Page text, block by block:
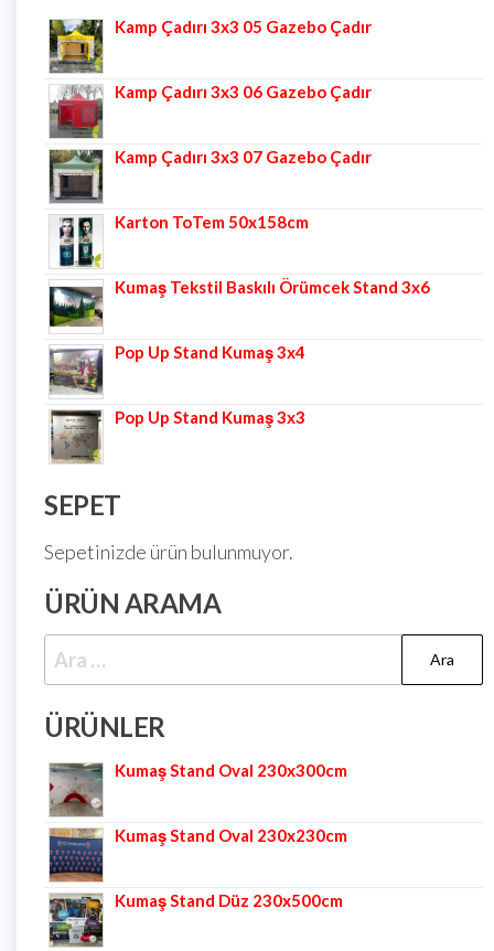
Kamp Çadırı 3x3 05 Gazebo Çadır
Kamp Çadırı 3x3 06 Gazebo Çadır
Kamp Çadırı 3x3 07 Gazebo Çadır
Karton ToTem 50x158cm
Kumaş Tekstil Baskılı Örümcek Stand 3x6
Pop Up Stand Kumaş 3x4
Pop Up Stand Kumaş 3x3
SEPET
Sepetinizde ürün bulunmuyor.
ÜRÜN ARAMA
ÜRÜNLER
Kumaş Stand Oval 230x300cm
Kumaş Stand Oval 230x230cm
Kumaş Stand Düz 230x500cm